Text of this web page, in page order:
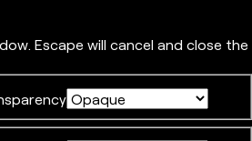
Escape will cancel and close the